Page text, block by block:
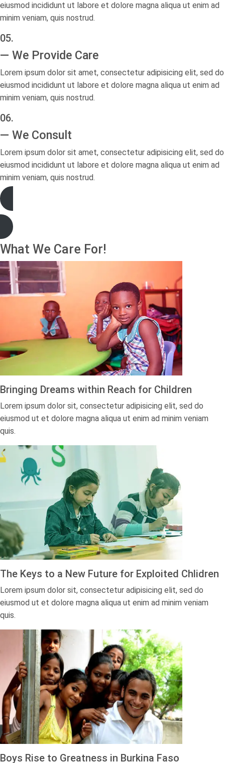
eiusmod incididunt ut labore et dolore magna aliqua ut enim ad
minim veniam, quis nostrud.
05.
— We Provide Care​
Lorem ipsum dolor sit amet, consectetur adipisicing elit, sed do
eiusmod incididunt ut labore et dolore magna aliqua ut enim ad
minim veniam, quis nostrud.
06.
— We Consult​
Lorem ipsum dolor sit amet, consectetur adipisicing elit, sed do
eiusmod incididunt ut labore et dolore magna aliqua ut enim ad
minim veniam, quis nostrud.
Read More
What We Care For!
Bringing Dreams within Reach for Children​
Lorem ipsum dolor sit, consectetur adipisicing elit, sed do
eiusmod ut et dolore magna aliqua ut enim ad minim veniam
quis.
The Keys to a New Future for Exploited Chlidren​
Lorem ipsum dolor sit, consectetur adipisicing elit, sed do
eiusmod ut et dolore magna aliqua ut enim ad minim veniam
quis.
Boys Rise to Greatness in Burkina Faso​